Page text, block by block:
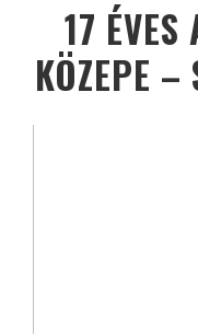
17 ÉVES
KÖZEPE